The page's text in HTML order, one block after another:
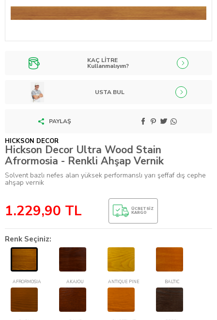
KAÇ LİTRE
Kullanmalıyım?
USTA BUL
PAYLAŞ
HICKSON DECOR
Hickson Decor Ultra Wood Stain
Afrormosia - Renkli Ahşap Vernik
Solvent bazlı nefes alan yüksek performanslı yarı şeffaf dış cephe
ahşap vernik
1.229,90 TL ÜCRETSIZ
KARGO
Renk Seçiniz:
AFRORMOSIA AKAJOU ANTIQUE PINE BALTIC